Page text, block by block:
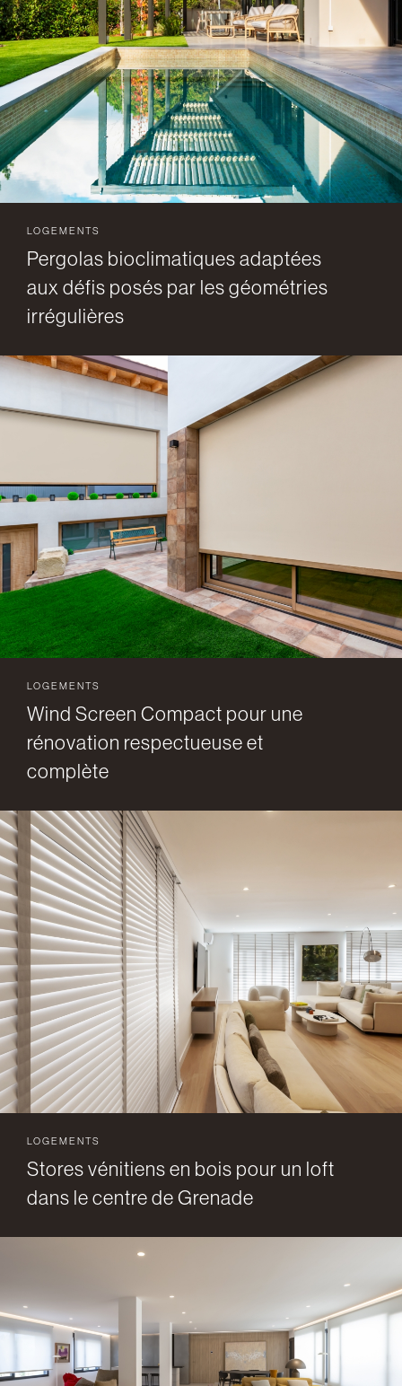
LOGEMENTS
Pergolas bioclimatiques adaptées
aux défis posés par les géométries
irrégulières
LOGEMENTS
Wind Screen Compact pour une
rénovation respectueuse et
complète
LOGEMENTS
Stores vénitiens en bois pour un loft
dans le centre de Grenade